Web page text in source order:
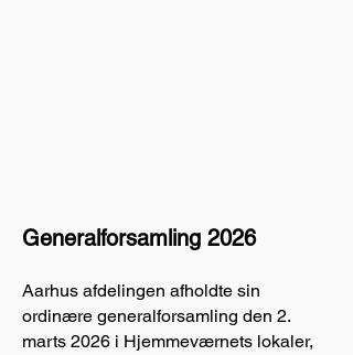
Generalforsamling 2026
Aarhus afdelingen afholdte sin
ordinære generalforsamling den 2.
marts 2026 i Hjemmeværnets lokaler,